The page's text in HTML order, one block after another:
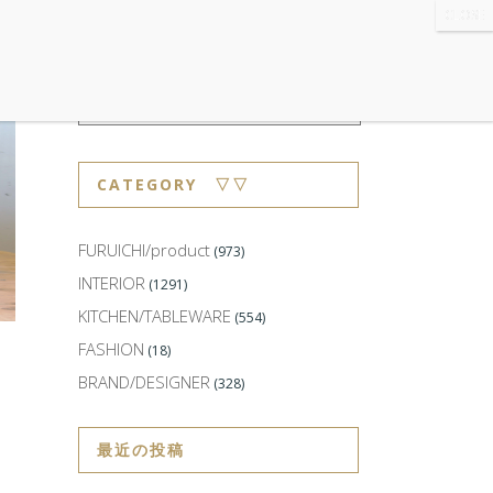
CATEGORY ▽▽
FURUICHI/product (973)
INTERIOR (1291)
KITCHEN/TABLEWARE (554)
FASHION (18)
BRAND/DESIGNER (328)
最近の投稿